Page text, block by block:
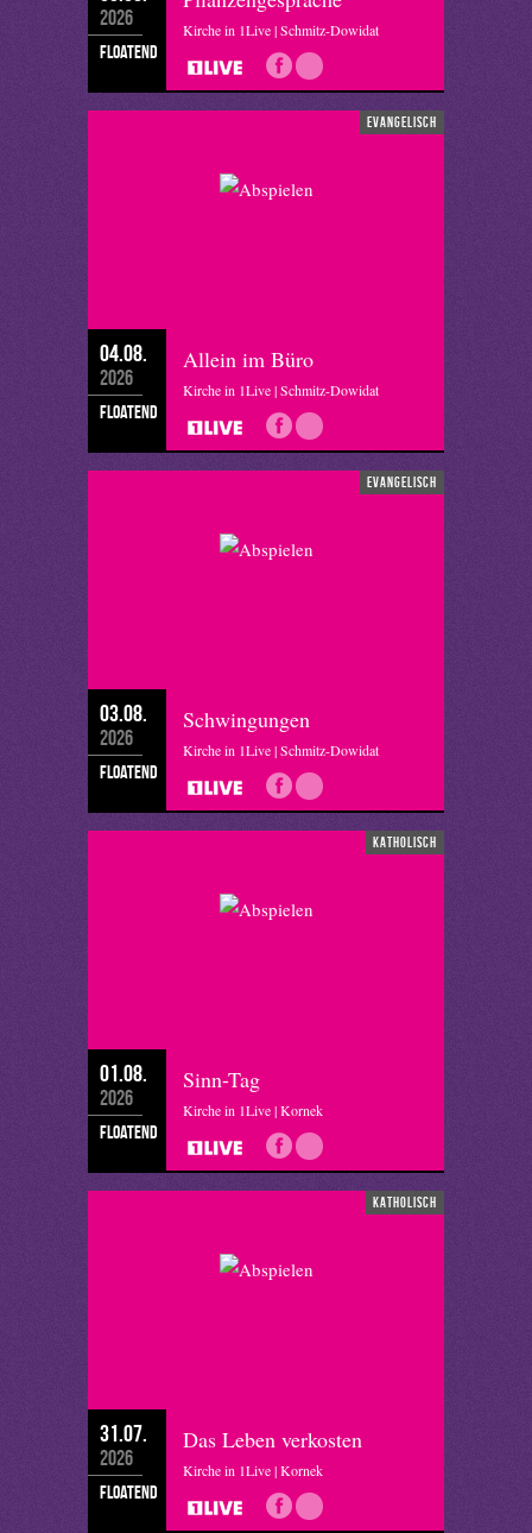
2026
floatend
Kirche in 1Live | Schmitz-Dowidat
evangelisch
04.08.
2026
floatend
Allein im Büro
Kirche in 1Live | Schmitz-Dowidat
evangelisch
03.08.
2026
floatend
Schwingungen
Kirche in 1Live | Schmitz-Dowidat
katholisch
01.08.
2026
floatend
Sinn-Tag
Kirche in 1Live | Kornek
katholisch
31.07.
2026
floatend
Das Leben verkosten
Kirche in 1Live | Kornek